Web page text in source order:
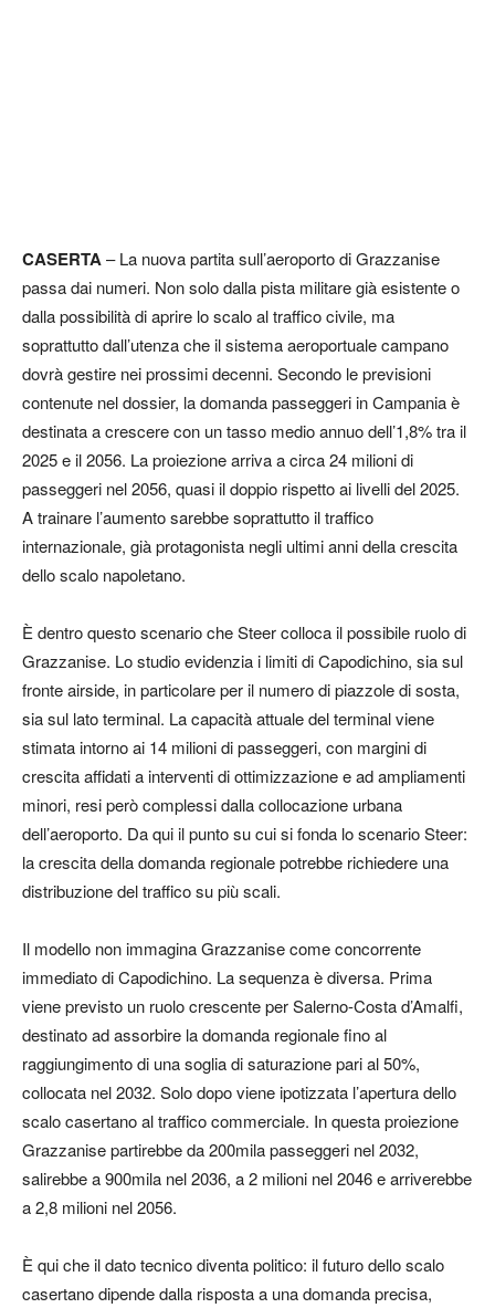
CASERTA– La nuova partita sull’aeroporto di Grazzanise
passa dai numeri. Non solo dalla pista militare già esistente o
dalla possibilità di aprire lo scalo al traffico civile, ma
soprattutto dall’utenza che il sistema aeroportuale campano
dovrà gestire nei prossimi decenni. Secondo le previsioni
contenute nel dossier, la domanda passeggeri in Campania è
destinata a crescere con un tasso medio annuo dell’1,8% tra il
2025 e il 2056. La proiezione arriva a circa 24 milioni di
passeggeri nel 2056, quasi il doppio rispetto ai livelli del 2025.
A trainare l’aumento sarebbe soprattutto il traffico
internazionale, già protagonista negli ultimi anni della crescita
dello scalo napoletano.
È dentro questo scenario che Steer colloca il possibile ruolo di
Grazzanise. Lo studio evidenzia i limiti di Capodichino, sia sul
fronte airside, in particolare per il numero di piazzole di sosta,
sia sul lato terminal. La capacità attuale del terminal viene
stimata intorno ai 14 milioni di passeggeri, con margini di
crescita affidati a interventi di ottimizzazione e ad ampliamenti
minori, resi però complessi dalla collocazione urbana
dell’aeroporto. Da qui il punto su cui si fonda lo scenario Steer:
la crescita della domanda regionale potrebbe richiedere una
distribuzione del traffico su più scali.
Il modello non immagina Grazzanise come concorrente
immediato di Capodichino. La sequenza è diversa. Prima
viene previsto un ruolo crescente per Salerno-Costa d’Amalfi,
destinato ad assorbire la domanda regionale fino al
raggiungimento di una soglia di saturazione pari al 50%,
collocata nel 2032. Solo dopo viene ipotizzata l’apertura dello
scalo casertano al traffico commerciale. In questa proiezione
Grazzanise partirebbe da 200mila passeggeri nel 2032,
salirebbe a 900mila nel 2036, a 2 milioni nel 2046 e arriverebbe
a 2,8 milioni nel 2056.
È qui che il dato tecnico diventa politico: il futuro dello scalo
casertano dipende dalla risposta a una domanda precisa,